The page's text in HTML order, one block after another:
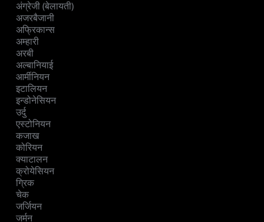
अंग्रेजी (बेलायती)
अजरबैजानी
अफ्रिकान्स
अम्हारी
अरबी
अल्बानियाई
आर्मीनियन
इटालियन
इन्डोनेसियन
उर्दु
एस्टोनियन
कजाख
कोरियन
क्याटालन
क्रोयेसियन
ग्रिक
चेक
जर्जियन
जर्मन